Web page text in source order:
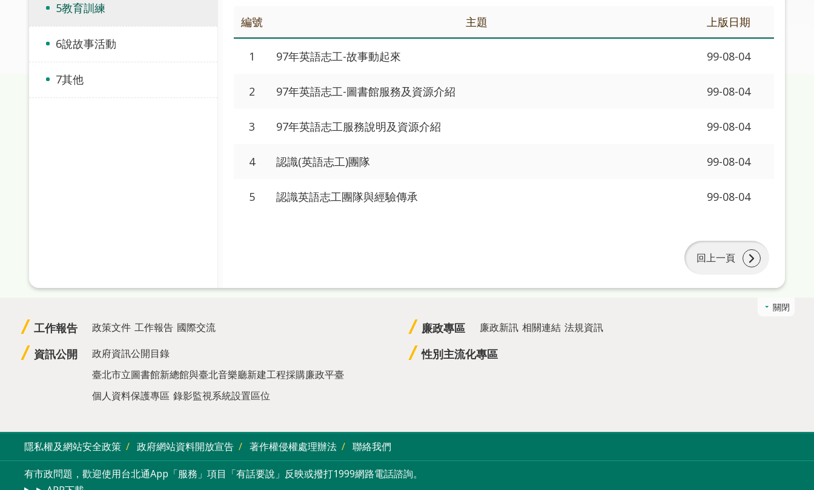
5教育訓練
6說故事活動
7其他
編號 主題 上版日期
1 97年英語志工-故事動起來 99-08-04
2 97年英語志工-圖書館服務及資源介紹 99-08-04
3 97年英語志工服務說明及資源介紹 99-08-04
4 認識(英語志工)團隊 99-08-04
5 認識英語志工團隊與經驗傳承 99-08-04
回上一頁
關閉
工作報告 政策文件 工作報告 國際交流
資訊公開
政府資訊公開目錄
臺北市立圖書館新總館與臺北音樂廳新建工程採購廉政平臺
個人資料保護專區 錄影監視系統設置區位
廉政專區 廉政新訊 相關連結 法規資訊
性別主流化專區
隱私權及網站安全政策 政府網站資料開放宣告 著作權侵權處理辦法 聯絡我們
有市政問題，歡迎使用台北通App「服務」項目「有話要說」反映或撥打1999網路電話諮詢。